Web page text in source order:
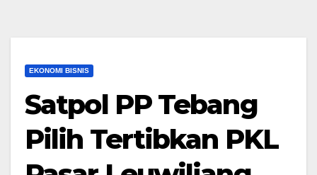
EKONOMI BISNIS
Satpol PP Tebang
Pilih Tertibkan PKL